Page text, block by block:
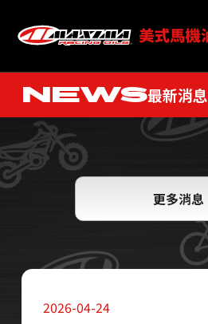
NEWS最新消息
更多消息
2026-04-24